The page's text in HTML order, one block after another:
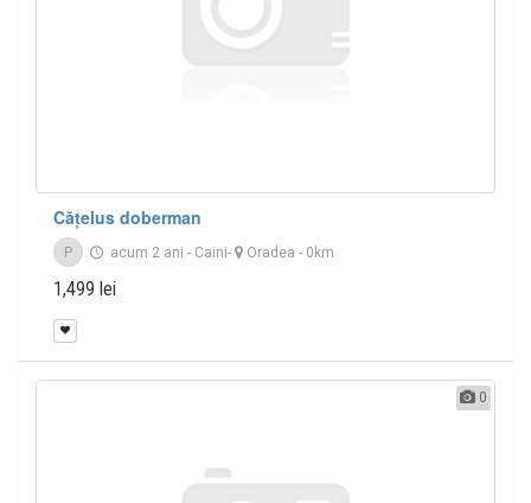
Cățelus doberman
P acum 2 ani - Caini- Oradea - 0km
1,499 lei
0